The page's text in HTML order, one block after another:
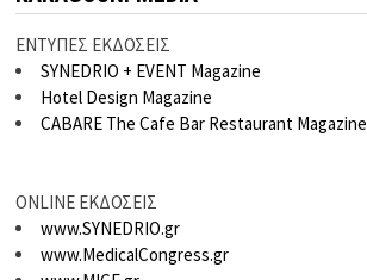
ΕΝΤΥΠΕΣ ΕΚΔΟΣΕΙΣ
SYNEDRIO + EVENT Magazine
Hotel Design Magazine
CABARE The Cafe Bar Restaurant Magazine
ONLINE ΕΚΔΟΣΕΙΣ
www.SYNEDRIO.gr
www.MedicalCongress.gr